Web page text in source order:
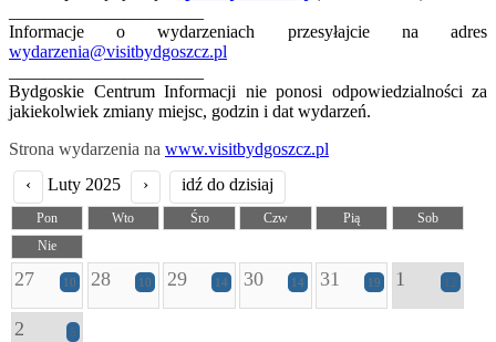
Informacje o wydarzeniach przesyłajcie na adres
wydarzenia@visitbydgoszcz.pl
Bydgoskie Centrum Informacji nie ponosi odpowiedzialności za
jakiekolwiek zmiany miejsc, godzin i dat wydarzeń.
Strona wydarzenia na www.visitbydgoszcz.pl
‹
Luty 2025 › idź do dzisiaj
Pon Wto Śro Czw Pią
Sob
Nie
27 10 28 10 29 14 30 14 31 19 1 12
2 5